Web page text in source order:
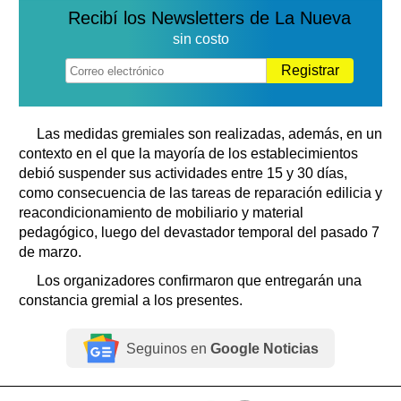
Recibí los Newsletters de La Nueva
sin costo
Registrar
Las medidas gremiales son realizadas, además, en un
contexto en el que la mayoría de los establecimientos
debió suspender sus actividades entre 15 y 30 días,
como consecuencia de las tareas de reparación edilicia y
reacondicionamiento de mobiliario y material
pedagógico, luego del devastador temporal del pasado 7
de marzo.
Los organizadores confirmaron que entregarán una
constancia gremial a los presentes.
Seguinos en Google Noticias